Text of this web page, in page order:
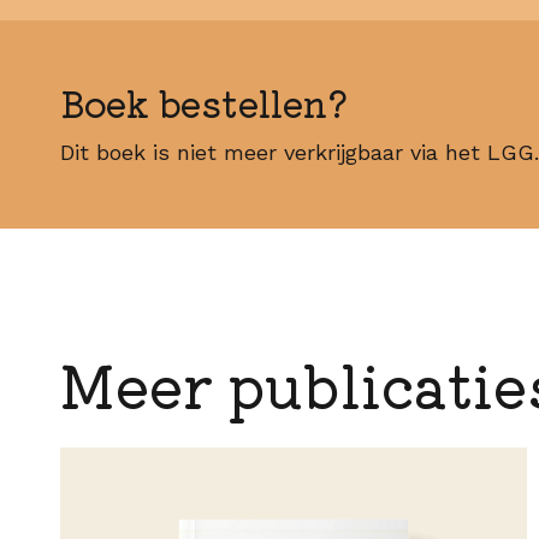
Boek bestellen?
Dit boek is niet meer verkrijgbaar via het LGG.
Meer